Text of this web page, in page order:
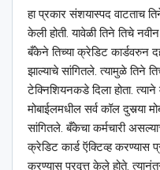
हा प्रकार संशयास्पद वाटताच
केली होती. यावेळी तिने तिचे
बँकेने तिच्या क्रेडिट कार्डवरुन
झाल्याचे सांगितले. त्यामुळे तिने
टेक्निशियनकडे दिला होता. त्याने
मोबाईलमधील सर्व कॉल दुसर्‍या
सांगितले. बँकेचा कर्मचारी
क्रेडिट कार्ड ऍक्टिव्ह करण्यास
करण्यास प्रवृत्त केले होते.